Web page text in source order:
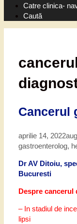
Catre clinica-
Caută
Cancerul
aprilie 14, 2022
gastroenterolog,
Dr AV Ditoiu,
Bucuresti
Despre cancerul
– In stadiul de
lipsi